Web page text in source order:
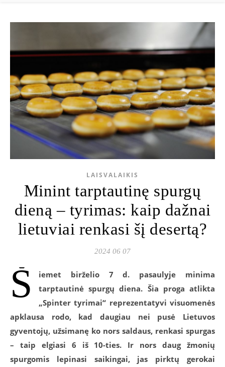
LAISVALAIKIS
Minint tarptautinę spurgų
dieną – tyrimas: kaip dažnai
lietuviai renkasi šį desertą?
2024 06 07
Š iemet birželio 7 d. pasaulyje minima
tarptautinė spurgų diena. Šia proga atlikta
„Spinter tyrimai“ reprezentatyvi visuomenės
apklausa rodo, kad daugiau nei pusė Lietuvos
gyventojų, užsimanę ko nors saldaus, renkasi spurgas
– taip elgiasi 6 iš 10-ties. Ir nors daug žmonių
spurgomis lepinasi saikingai, jas pirktų gerokai